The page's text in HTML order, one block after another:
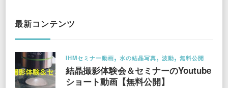
最新コンテンツ
IHMセミナー動画 水の結晶写真 波動 無料公開
結晶撮影体験会＆セミナーのYoutube
ショート動画【無料公開】